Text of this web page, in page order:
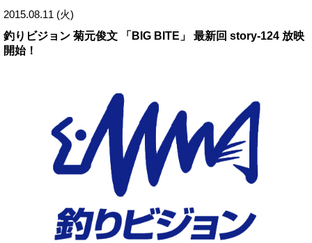
2015.08.11 (火)
釣りビジョン 菊元俊文 「BIG BITE」 最新回 story-124 放映
開始！